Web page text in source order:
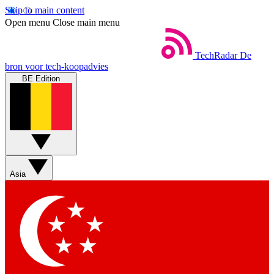
Skip to main content
Open menu Close main menu
TechRadar De
bron voor tech-koopadvies
BE Edition
Asia